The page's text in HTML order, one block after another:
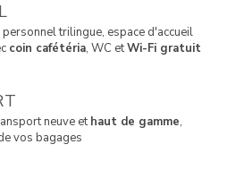
personnel trilingue, espace d'accueil
coin cafétéria, WC etWi-Fi gratuit
neuve et haut de gamme,
vos bagages